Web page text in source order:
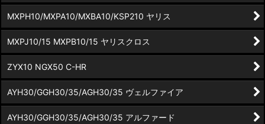
MXPH10/MXPA10/MXBA10/KSP210 ヤリス
MXPJ10/15 MXPB10/15 ヤリスクロス
ZYX10 NGX50 C-HR
AYH30/GGH30/35/AGH30/35 ヴェルファイア
AYH30/GGH30/35/AGH30/35 アルファード